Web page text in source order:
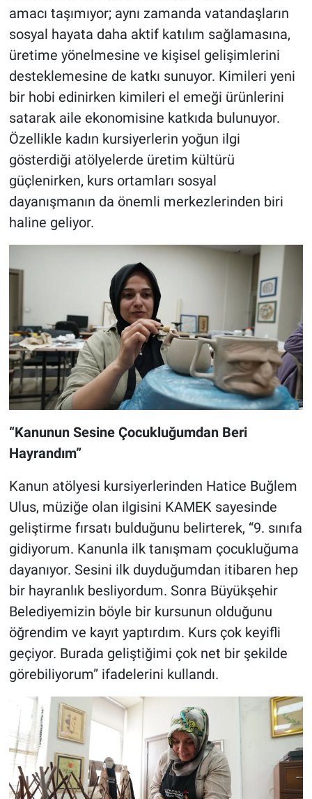
amacı taşımıyor; aynı zamanda vatandaşların
sosyal hayata daha aktif katılım sağlamasına,
üretime yönelmesine ve kişisel gelişimlerini
desteklemesine de katkı sunuyor. Kimileri yeni
bir hobi edinirken kimileri el emeği ürünlerini
satarak aile ekonomisine katkıda bulunuyor.
Özellikle kadın kursiyerlerin yoğun ilgi
gösterdiği atölyelerde üretim kültürü
güçlenirken, kurs ortamları sosyal
dayanışmanın da önemli merkezlerinden biri
haline geliyor.
“Kanunun Sesine Çocukluğumdan Beri
Hayrandım”
Kanun atölyesi kursiyerlerinden Hatice Buğlem
Ulus, müziğe olan ilgisini KAMEK sayesinde
geliştirme fırsatı bulduğunu belirterek, “9. sınıfa
gidiyorum. Kanunla ilk tanışmam çocukluğuma
dayanıyor. Sesini ilk duyduğumdan itibaren hep
bir hayranlık besliyordum. Sonra Büyükşehir
Belediyemizin böyle bir kursunun olduğunu
öğrendim ve kayıt yaptırdım. Kurs çok keyifli
geçiyor. Burada geliştiğimi çok net bir şekilde
görebiliyorum” ifadelerini kullandı.